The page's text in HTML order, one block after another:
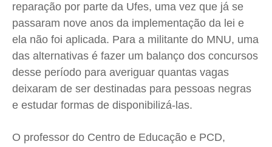
reparação por parte da Ufes, uma vez que já se
passaram nove anos da implementação da lei e
ela não foi aplicada. Para a militante do MNU, uma
das alternativas é fazer um balanço dos concursos
desse período para averiguar quantas vagas
deixaram de ser destinadas para pessoas negras
e estudar formas de disponibilizá-las.
O professor do Centro de Educação e PCD,